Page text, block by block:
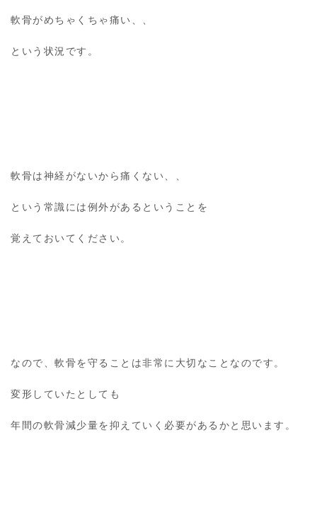
軟骨がめちゃくちゃ痛い、、
という状況です。
軟骨は神経がないから痛くない、、
という常識には例外があるということを
覚えておいてください。
なので、軟骨を守ることは非常に大切なことなのです。
変形していたとしても
年間の軟骨減少量を抑えていく必要があるかと思います。